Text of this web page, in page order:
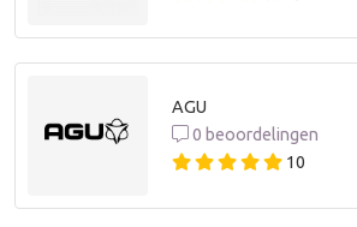
AGU
0 beoordelingen
10